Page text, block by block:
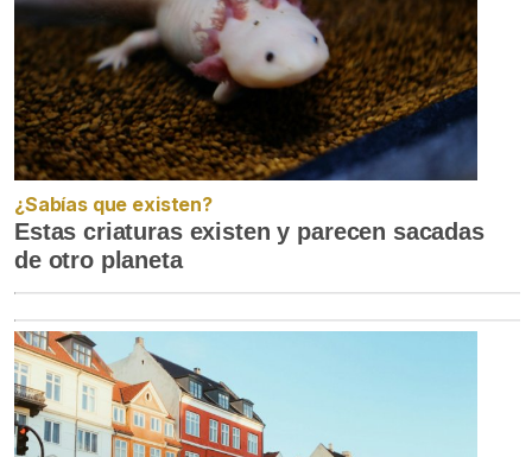
¿Sabías que existen?
Estas criaturas existen y parecen sacadas
de otro planeta